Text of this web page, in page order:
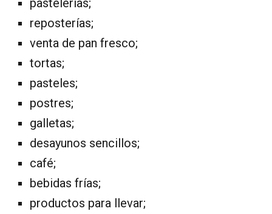
pastelerías;
reposterías;
venta de pan fresco;
tortas;
pasteles;
postres;
galletas;
desayunos sencillos;
café;
bebidas frías;
productos para llevar;